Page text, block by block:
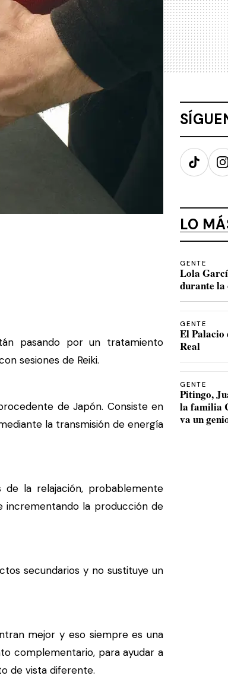
pasando por un tratamiento
sesiones de Reiki.
de Japón. Consiste en
la transmisión de energía
la relajación, probablemente
incrementando la producción de
secundarios y no sustituye un
mejor y eso siempre es una
complementario, para ayudar a
de vista diferente.
TikTok
LO
GENTE
Lola
durante la
GENTE
El
Real
GENTE
Pitingo,
la familia
va un